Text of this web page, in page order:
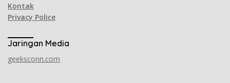
Kontak
Privacy Police
Jaringan Media
geeksconn.com